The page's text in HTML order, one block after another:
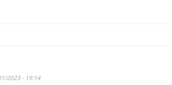
2023 - 19:14